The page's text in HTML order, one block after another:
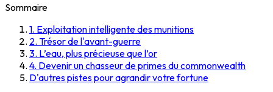
Sommaire
1. Exploitation intelligente des munitions
2. Trésor de l'avant-guerre
3. L’eau, plus précieuse que l’or
4. Devenir un chasseur de primes du commonwealth
D'autres pistes pour agrandir votre fortune